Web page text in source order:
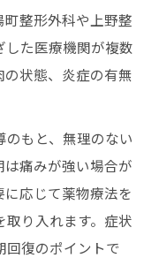
整形外科や上野整
した医療機関が複数
状態、炎症の有無
もと、無理のない
痛みが強い場合が
応じて薬物療法を
り入れます。症状
回復のポイントで